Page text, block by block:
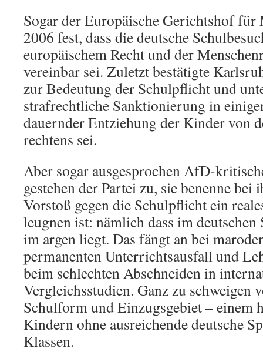
Sogar der Europäische Gerichtshof für
2006 fest, dass die deutsche
europäischem Recht und der
vereinbar sei. Zuletzt bestätigte
zur Bedeutung der Schulpflicht und
strafrechtliche Sanktionierung in
dauernder Entziehung der Kinder von
rechtens sei.
Aber sogar ausgesprochen AfD-
gestehen der Partei zu, sie benenne bei
Vorstoß gegen die Schulpflicht ein
leugnen ist: nämlich dass im deutschen
im argen liegt. Das fängt an bei
permanenten Unterrichtsausfall und
beim schlechten Abschneiden in
Vergleichsstudien. Ganz zu schweigen
Schulform und Einzugsgebiet – einem
Kindern ohne ausreichende deutsche
Klassen.